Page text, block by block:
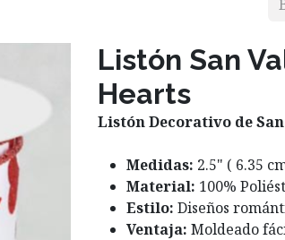
Listón San
Hearts
Listón Decorativo de
Medidas: 2.5" ( 6.35
Material: 100%
Estilo: Diseños
Ventaja: Moldeado